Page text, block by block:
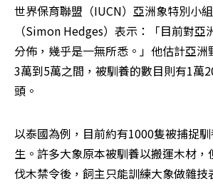
世界保育聯盟（IUCN）亞洲象特別小
（Simon Hedges）表示：「目前對亞
分佈，幾乎是一無所悉。」他估計亞洲
3萬到5萬之間，被馴養的數目則有1萬
頭。
以泰國為例，目前約有1000隻被捕捉
生。許多大象原本被馴養以搬運木材
伐木禁令後，飼主只能訓練大象做雜技